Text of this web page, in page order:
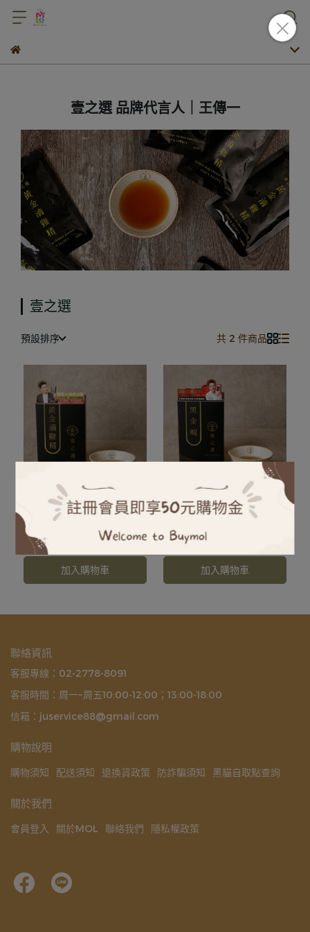
壹之選 品牌代言人｜王傳一
壹之選
預設排序 共 2 件商品
芳醇順口無腥味
【壹之選】黃金滴雞精6入
NT$1,199
加入購物車
芳醇順口無腥味
【壹之選】黑金蜆6入禮盒
NT$1,199
加入購物車
聯絡資訊
客服專線：02-2778-8091
客服時間：周一~周五10:00-12:00；13:00-18:00
信箱：juservice88@gmail.com
購物說明
購物須知 配送須知 退換貨政策 防詐騙須知 黑貓自取點查詢
關於我們
會員登入 關於MOL 聯絡我們 隱私權政策